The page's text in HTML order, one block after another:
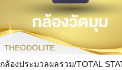
กล้องประมวลผลรวม/TOTAL